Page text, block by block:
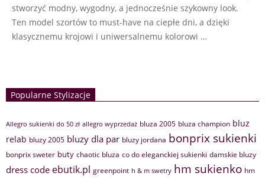
stworzyć modny, wygodny, a jednocześnie szykowny look.
Ten model szortów to must-have na ciepłe dni, a dzięki
klasycznemu krojowi i uniwersalnemu kolorowi …
Popularne Stylizacje
Allegro sukienki do 50 zł allegro wyprzedaż bluza 2005 bluza champion bluz
relab bluzy 2005 bluzy dla par bluzy jordana bonprix sukienki
bonprix sweter buty chaotic bluza co do eleganckiej sukienki damskie bluzy
dress code ebutik.pl greenpoint h & m swetry hm sukienko hm